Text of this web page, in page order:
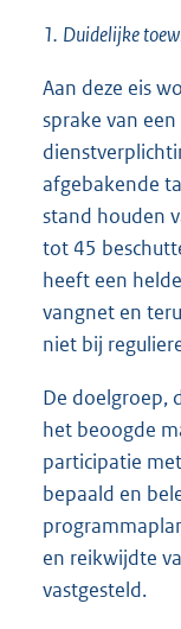
1. Duidelijke
Aan deze eis
sprake van
afgebakende
stand houden
tot 45
heeft een
vangnet en
niet bij
De doelgroep,
het beoogde
participatie
bepaald en
en reikwijdte
vastgesteld.